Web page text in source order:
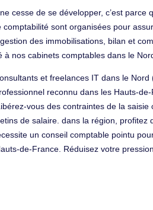
cesse de se développer, c’est parce
sont organisées pour
des immobilisations, bilan et
nos cabinets comptables dans le
et freelances IT dans le
reconnu dans les Hauts-
vous des contraintes de la saisie
de salaire. dans la région, profitez
un conseil comptable pointu
de-France. Réduisez votre